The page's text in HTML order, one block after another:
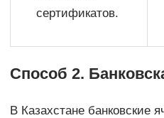
сертификатов.
Способ 2.
В Казахстане банковские